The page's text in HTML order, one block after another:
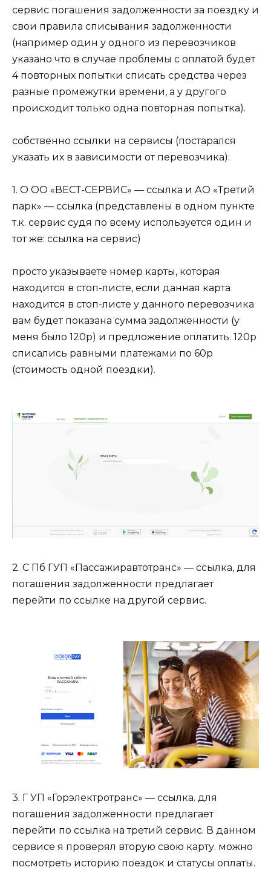
сервис погашения задолженности за поездку и
свои правила списывания задолженности
(например один у одного из перевозчиков
указано что в случае проблемы с оплатой будет
4 повторных попытки списать средства через
разные промежутки времени, а у другого
происходит только одна повторная попытка).
собственно ссылки на сервисы (постарался
указать их в зависимости от перевозчика):
1. О ОО «ВЕСТ-СЕРВИС» — ссылка и АО «Третий
парк» — ссылка (представлены в одном пункте
т.к. сервис судя по всему используется один и
тот же: ссылка на сервис)
просто указываете номер карты, которая
находится в стоп-листе, если данная карта
находится в стоп-листе у данного перевозчика
вам будет показана сумма задолженности (у
меня было 120р) и предложение оплатить. 120р
списались равными платежами по 60р
(стоимость одной поездки).
2. С Пб ГУП «Пассажиравтотранс» — ссылка, для
погашения задолженности предлагает
перейти по ссылке на другой сервис.
3. Г УП «Горэлектротранс» — ссылка. для
погашения задолженности предлагает
перейти по ссылка на третий сервис. В данном
сервисе я проверял вторую свою карту. можно
посмотреть историю поездок и статусы оплаты.